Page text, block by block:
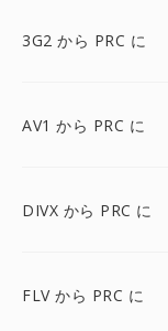
3G2 から PRC に
AV1 から PRC に
DIVX から PRC に
FLV から PRC に